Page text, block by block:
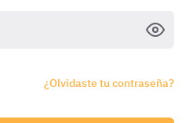
¿Olvidaste tu contraseña?